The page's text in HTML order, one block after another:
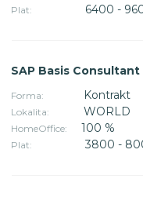
Plat:
6400 -
SAP Basis Consultant
Forma: Kontrakt
Lokalita: WORLD
HomeOffice: 100 %
Plat: 3800 -